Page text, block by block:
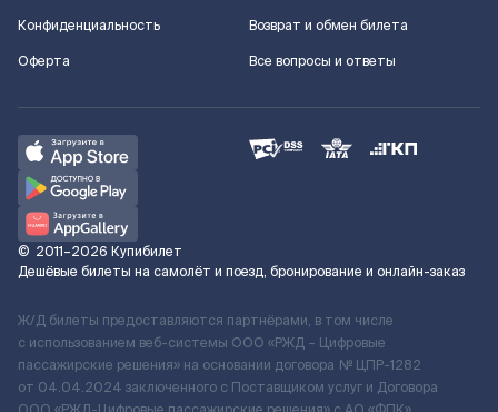
Конфиденциальность
Оферта
Возврат и обмен билета
Все вопросы и ответы
© 2011–2026 Купибилет
Дешёвые билеты на самолёт и поезд, бронирование и онлайн-заказ
Ж/Д билеты предоставляются партнёрами, в том числе
с использованием веб-системы ООО «РЖД – Цифровые
пассажирские решения» на основании договора № ЦПР-1282
от 04.04.2024 заключенного с Поставщиком услуг и Договора